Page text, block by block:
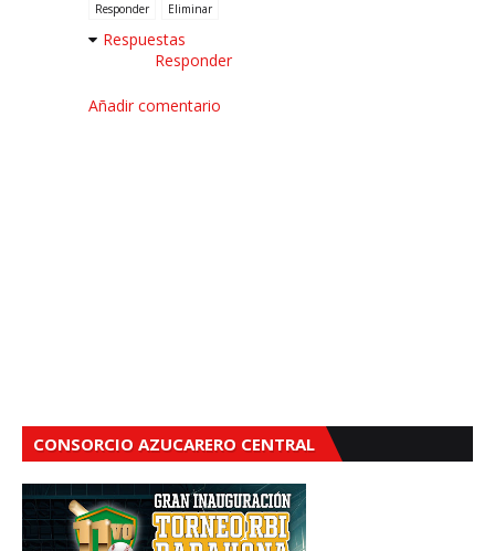
Responder Eliminar
Respuestas
Responder
Añadir comentario
CONSORCIO AZUCARERO CENTRAL